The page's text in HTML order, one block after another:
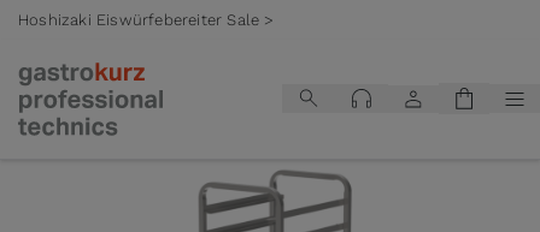
Hoshizaki Eiswürfebereiter Sale >